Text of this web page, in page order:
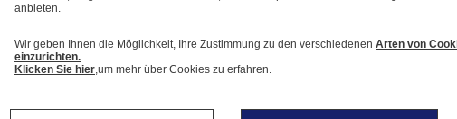
anbieten.
Wir geben Ihnen die Möglichkeit, Ihre Zustimmung zu den verschiedenen Arten von
einzurichten.
Klicken Sie hier ,um mehr über Cookies zu erfahren.